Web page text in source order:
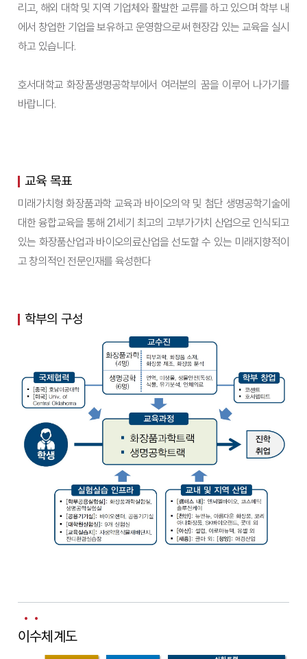
리고, 해외 대학 및 지역 기업체와 활발한 교류를 하고 있으며 학부 내
에서 창업한 기업을 보유하고 운영함으로써 현장감 있는 교육을 실시
하고 있습니다.
호서대학교 화장품생명공학부에서 여러분의 꿈을 이루어 나가기를
바랍니다.
교육 목표
미래가치형 화장품과학 교육과 바이오의약 및 첨단 생명공학기술에
대한 융합교육을 통해 21세기 최고의 고부가가치 산업으로 인식되고
있는 화장품산업과 바이오의료산업을 선도할 수 있는 미래지향적이
고 창의적인 전문인재를 육성한다
학부의 구성
이수체계도